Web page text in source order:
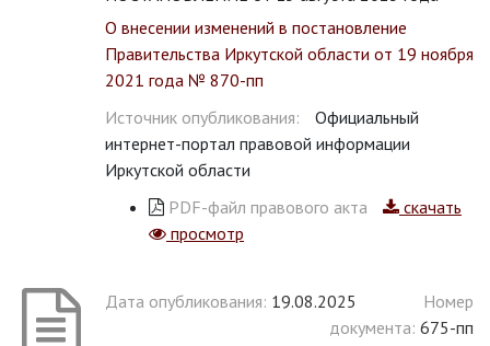
О внесении изменений в постановление
Правительства Иркутской области от 19 ноября
2021 года № 870-пп
Источник опубликования:
Официальный
интернет-портал правовой информации
Иркутской области
PDF-файл правового акта
скачать
просмотр
Дата опубликования: 19.08.2025
Номер
документа: 675-пп